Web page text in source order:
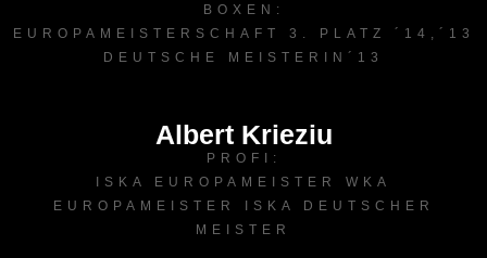
BOXEN:
EUROPAMEISTERSCHAFT 3. PLATZ ´14,´13
DEUTSCHE MEISTERIN´13
Albert Krieziu
PROFI:
ISKA EUROPAMEISTER WKA
EUROPAMEISTER ISKA DEUTSCHER
MEISTER